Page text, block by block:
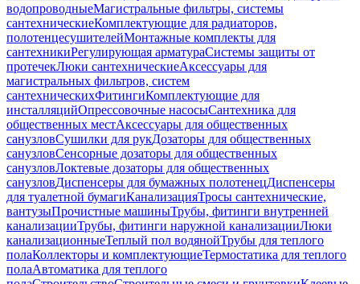
водопроводныеМагистральные фильтры, системы
сантехническиеКомплектующие для радиаторов,
полотенцесушителейМонтажные комплекты для
сантехникиРегулирующая арматураСистемы защиты от
протечекЛюки сантехническиеАксессуары для
магистральных фильтров, систем
сантехническихФитингиКомплектующие для
инсталляцийОпрессовочные насосыСантехника для
общественных местАксессуары для общественных
санузловСушилки для рукДозаторы для общественных
санузловСенсорные дозаторы для общественных
санузловЛоктевые дозаторы для общественных
санузловДиспенсеры для бумажных полотенецДиспенсеры
для туалетной бумагиКанализацияТросы сантехнические,
вантузыПрочистные машиныТрубы, фитинги внутренней
канализацииТрубы, фитинги наружной канализацииЛюки
канализационныеТеплый пол водянойТрубы для теплого
полаКоллекторы и комплектующиеТермостатика для теплого
полаАвтоматика для теплого